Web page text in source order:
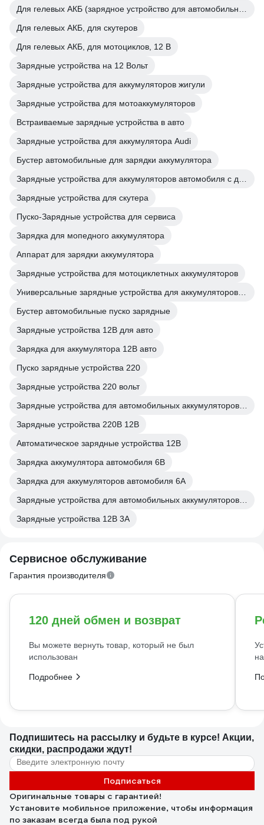
Для гелевых АКБ, для скутеров
Для гелевых АКБ, для мотоциклов, 12 В
Зарядные устройства на 12 Вольт
Зарядные устройства для аккумуляторов жигули
Зарядные устройства для мотоаккумуляторов
Встраиваемые зарядные устройства в авто
Зарядные устройства для аккумулятора Audi
Бустер автомобильные для зарядки аккумулятора
Зарядные устройства для скутера
Пуско-Зарядные устройства для сервиса
Зарядка для мопедного аккумулятора
Аппарат для зарядки аккумулятора
Зарядные устройства для мотоциклетных аккумуляторов
Бустер автомобильные пуско зарядные
Зарядные устройства 12В для авто
Зарядка для аккумулятора 12В авто
Пуско зарядные устройства 220
Зарядные устройства 220 вольт
Зарядные устройства 220В 12В
Автоматическое зарядные устройства 12В
Зарядка аккумулятора автомобиля 6В
Зарядка для аккумуляторов автомобиля 6А
Зарядные устройства 12В 3А
Сервисное обслуживание
Гарантия производителя
120 дней обмен и возврат
Вы можете вернуть товар, который не был
использован
Подробнее
Подпишитесь на рассылку и будьте в курсе! Акции,
скидки, распродажи ждут!
Подписаться
Оригинальные товары с гарантией!
Установите мобильное приложение, чтобы информация
по заказам всегда была под рукой